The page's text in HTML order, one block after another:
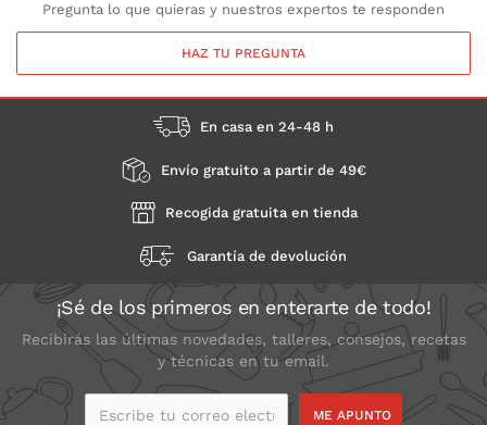
Pregunta lo que quieras y nuestros expertos te responden
HAZ TU PREGUNTA
En casa en 24-48 h
Envío gratuito a partir de 49€
Recogida gratuita en tienda
Garantía de devolución
¡Sé de los primeros en enterarte de todo!
Recibirás las últimas novedades, talleres, consejos, recetas
y técnicas en tu email.
Escribe tu correo